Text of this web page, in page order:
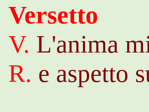
Versetto
V. L'anima
R. e aspetto